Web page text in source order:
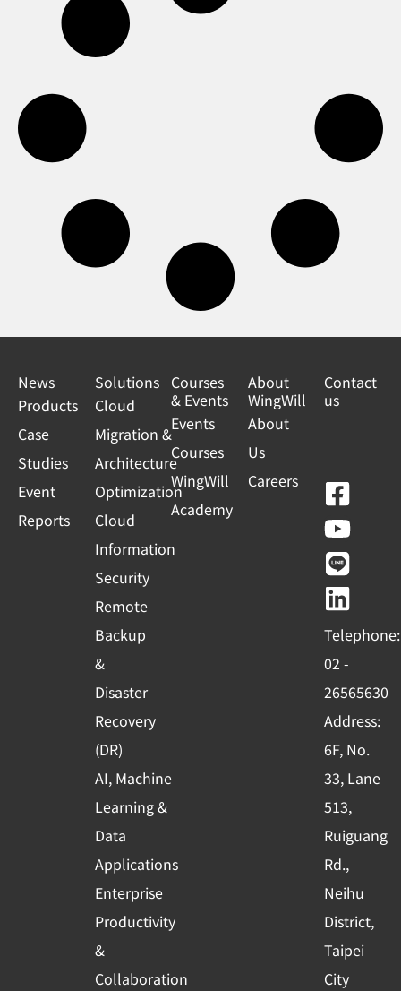
News
Products
Case
Studies
Event
Reports
Solutions
Cloud
Migration &
Architecture
Optimization
Cloud
Information
Security
Remote
Backup
&
Disaster
Recovery
(DR)
AI, Machine
Learning &
Data
Applications
Enterprise
Productivity
&
Collaboration
Courses
& Events
Events
Courses
WingWill
Academy
About
WingWill
About
Us
Careers
Contact
us
F
a
c
e
b
o
o
k
-
s
q
u
a
r
e
Y
o
u
t
u
b
e
L
i
n
e
L
i
n
k
e
d
i
n
Telephone:
02 -
26565630
Address:
6F, No.
33, Lane
513,
Ruiguang
Rd.,
Neihu
District,
Taipei
City